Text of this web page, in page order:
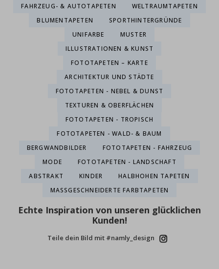
FAHRZEUG- & AUTOTAPETEN
WELTRAUMTAPETEN
BLUMENTAPETEN
SPORTHINTERGRÜNDE
UNIFARBE
MUSTER
ILLUSTRATIONEN & KUNST
FOTOTAPETEN – KARTE
ARCHITEKTUR UND STÄDTE
FOTOTAPETEN - NEBEL & DUNST
TEXTUREN & OBERFLÄCHEN
FOTOTAPETEN - TROPISCH
FOTOTAPETEN - WALD- & BAUM
BERGWANDBILDER
FOTOTAPETEN - FAHRZEUG
MODE
FOTOTAPETEN - LANDSCHAFT
ABSTRAKT
KINDER
HALBHOHEN TAPETEN
MASSGESCHNEIDERTE FARBTAPETEN
Echte Inspiration von unseren glücklichen
Kunden!
Teile dein Bild mit #namly_design